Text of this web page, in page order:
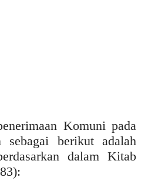
Komuni pada
sebagai berikut adalah
dalam Kitab